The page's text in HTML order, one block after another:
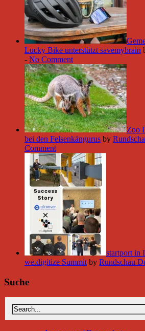
Lucky Bike unterstützt savemybrain
- No Comment
Zoo
bei den Felsenkängurus by
Comment
startport in
we.digitize Summit by Rundschau
Suche